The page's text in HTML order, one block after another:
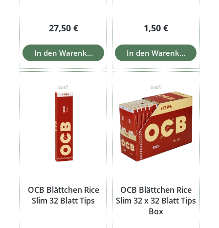
Regulärer Preis:
27,50 €
In den Warenkorb
Regulärer Preis:
1,50 €
In den Warenkorb
OCB Blättchen Rice
Slim 32 Blatt Tips
OCB Blättchen Rice
Slim 32 x 32 Blatt Tips
Box